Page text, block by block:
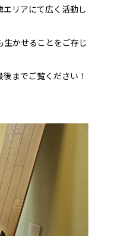
リアにて広く活動し
かせることをご存じ
までご覧ください！